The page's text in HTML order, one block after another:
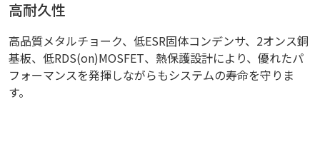
高耐久性
高品質メタルチョーク、低ESR固体コンデンサ、2オンス銅
基板、低RDS(on)MOSFET、熱保護設計により、優れたパ
フォーマンスを発揮しながらもシステムの寿命を守りま
す。